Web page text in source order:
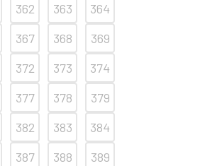
362 363
364
367 368
369
372 373
374
377 378
379
382 383
384
387 388
389